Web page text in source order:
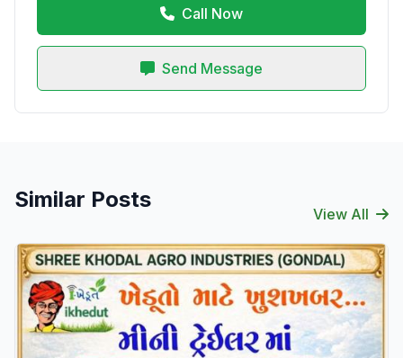
Call Now
Send Message
Similar Posts
View All
Verified